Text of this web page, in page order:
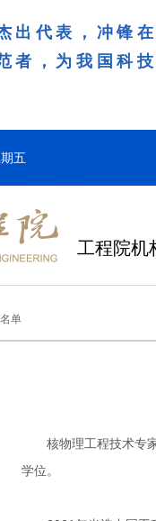
出代表，冲锋
者，为我国科
五
工程院机
单
核物理工程技术专家
学位。